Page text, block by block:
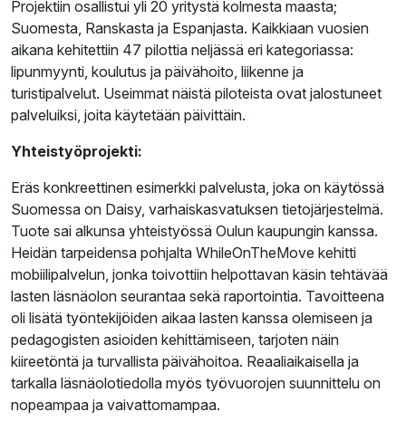
Projektiin osallistui yli 20 yritystä kolmesta maasta;
Suomesta, Ranskasta ja Espanjasta. Kaikkiaan vuosien
aikana kehitettiin 47 pilottia neljässä eri kategoriassa:
lipunmyynti, koulutus ja päivähoito, liikenne ja
turistipalvelut. Useimmat näistä piloteista ovat jalostuneet
palveluiksi, joita käytetään päivittäin.
Yhteistyöprojekti:
Eräs konkreettinen esimerkki palvelusta, joka on käytössä
Suomessa on Daisy, varhaiskasvatuksen tietojärjestelmä.
Tuote sai alkunsa yhteistyössä Oulun kaupungin kanssa.
Heidän tarpeidensa pohjalta WhileOnTheMove kehitti
mobiilipalvelun, jonka toivottiin helpottavan käsin tehtävää
lasten läsnäolon seurantaa sekä raportointia. Tavoitteena
oli lisätä työntekijöiden aikaa lasten kanssa olemiseen ja
pedagogisten asioiden kehittämiseen, tarjoten näin
kiireetöntä ja turvallista päivähoitoa. Reaaliaikaisella ja
tarkalla läsnäolotiedolla myös työvuorojen suunnittelu on
nopeampaa ja vaivattomampaa.